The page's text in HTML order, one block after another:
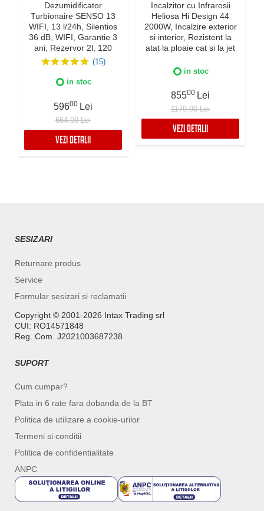
Dezumidificator
Turbionaire SENSO 13
WIFI, 13 l/24h, Silentios
36 dB, WIFI, Garantie 3
ani, Rezervor 2l, 120
m³/h, Control digital,
Indicator luminos
umiditate, Timer, Display
(15)
in stoc
59600 Lei
664.00 Lei
VEZI DETALII
Incalzitor cu Infrarosii
Heliosa Hi Design 44
2000W, Incalzire exterior
si interior, Rezistent la
atat la ploaie cat si la jet
Culoare Alba, IPX5
in stoc
85500 Lei
1179.00 Lei
VEZI DETALII
SESIZARI
Returnare produs
Service
Formular sesizari si reclamatii
Copyright ©️ 2001-2026 Intax Trading srl
CUI: RO14571848
Reg. Com. J2021003687238
SUPORT
Cum cumpar?
Plata in 6 rate fara dobanda de la BT
Politica de utilizare a cookie-urilor
Termeni si conditii
Politica de confidentialitate
ANPC